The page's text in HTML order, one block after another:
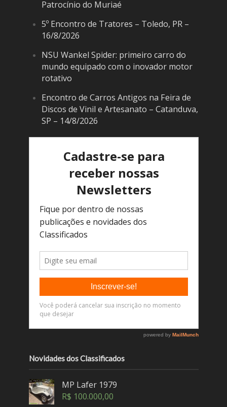
Patrocínio do Muriaé
5º Encontro de Tratores – Toledo, PR –
16/8/2026
NSU Wankel Spider: primeiro carro do
mundo equipado com o inovador motor
rotativo
Encontro de Carros Antigos na Feira de
Discos de Vinil e Artesanato – Catanduva,
SP – 14/8/2026
Novidades dos Classificados
MP Lafer 1979
R$ 100.000,00